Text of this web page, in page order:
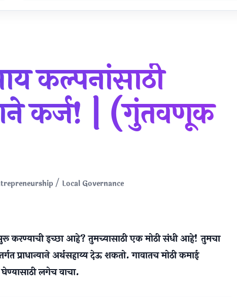
कल्पनांसाठी
कर्ज! | (गुंतवणूक
/ Local Governance
करण्याची इच्छा आहे? तुमच्यासाठी एक मोठी संधी आहे! तुमचा
अर्थसहाय्य देऊ शकतो. गावातच मोठी कमाई
लगेच वाचा.